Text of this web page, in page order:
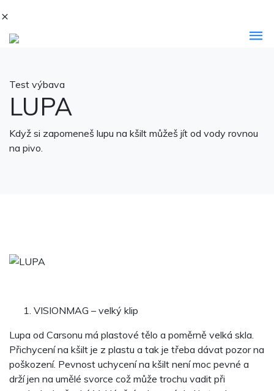
Test výbava
LUPA
Když si zapomeneš lupu na kšilt můžeš jít od vody rovnou
na pivo.
VISIONMAG – velký klip
Lupa od Carsonu má plastové tělo a poměrně velká skla.
Přichycení na kšilt je z plastu a tak je třeba dávat pozor na
poškození. Pevnost uchycení na kšilt není moc pevné a
drží jen na umělé svorce což může trochu vadit při